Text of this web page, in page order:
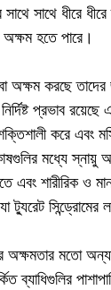
সাথে ধীরে
হতে পারে।
বা অক্ষম করছে
প্রভাব
করে এবং
মধ্যে
এবং শারীরিক
সিন্ড্রোমের
মতো
ব্যাধিগুলির